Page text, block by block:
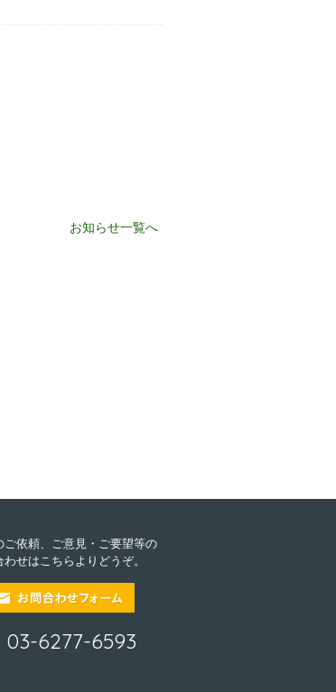
お知らせ一覧へ
ご依頼、ご意見・ご要望等の
わせはこちらよりどうぞ。
03-6277-6593